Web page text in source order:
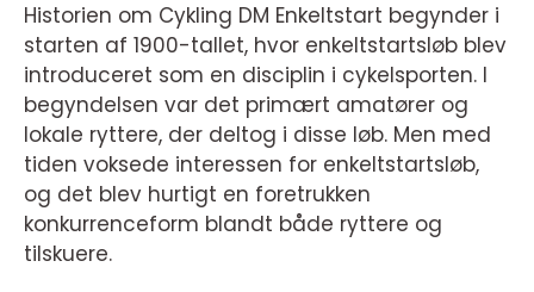
Historien om Cykling DM Enkeltstart begynder i
starten af 1900-tallet, hvor enkeltstartsløb blev
introduceret som en disciplin i cykelsporten. I
begyndelsen var det primært amatører og
lokale ryttere, der deltog i disse løb. Men med
tiden voksede interessen for enkeltstartsløb,
og det blev hurtigt en foretrukken
konkurrenceform blandt både ryttere og
tilskuere.